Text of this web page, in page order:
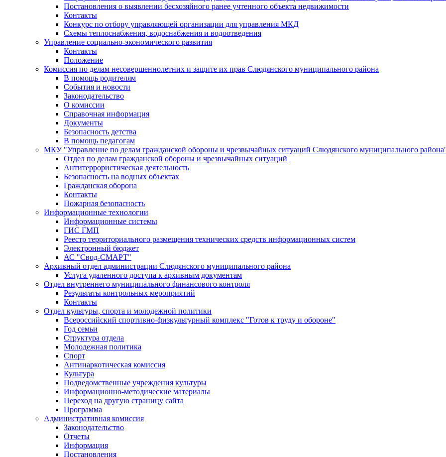
Постановления о выявлении бесхозяйного ранее учтенного объекта недвижимости
Контакты
Конкурс по отбору управляющей организации для управления МКД
Схемы теплоснабжения, водоснабжения и водоотведения
Управление социально-экономического развития
Контакты
Положение
Комиссия по делам несовершеннолетних и защите их прав Слюдянского муниципального района
В помощь родителям
События и новости
Законодательство
О комиссии
Справочная информация
Документы
Безопасность детства
В помощь педагогам
МКУ "Управление по делам гражданской обороны и чрезвычайных ситуаций Слюдянского муниципального
Отдел по делам гражданской обороны и чрезвычайных ситуаций
Антитеррористическая деятельность
Безопасность на водных объектах
Гражданская оборона
Контакты
Пожарная безопасность
Информационные технологии
Информационные системы
ГИС ГМП
Реестр территориального размещения технических средств информационных систем
Электронный бюджет
АС "Свод-СМАРТ"
Архивный отдел администрации Слюдянского муниципального района
Услуга удаленного доступа к архивным документам
Отдел внутреннего муниципального финансового контроля
Результаты контрольных мероприятий
Контакты
Отдел культуры, спорта и молодежной политики
Всероссийский спортивно-физкультурный комплекс "Готов к труду и обороне"
Год семьи
Структура отдела
Молодежная политика
Спорт
Антинаркотическая комиссия
Культура
Подведомственные учреждения культуры
Информационно-методические материалы
Переход на другую страницу сайта
Программа
Административная комиссия
Законодательство
Отчеты
Информация
Постановления